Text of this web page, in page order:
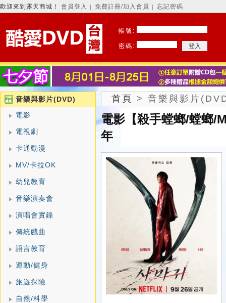
歡迎來到露天商城！ 會員登入 免費註冊/加入會員 忘記密碼
帳號:
密碼:
音樂與影片(DVD)
電影
電視劇
卡通動漫
MV/卡拉OK
幼兒教育
音樂演奏會
演唱會實錄
傳統戲曲
語言教育
運動/健身
旅遊探險
自然/科學
首頁 > 音樂與影片
電影【殺手螳螂/螳螂/
年